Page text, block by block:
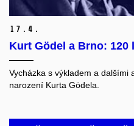
17. 4.
Kurt Gödel a Brno: 120
Vycházka s výkladem a dalšími
narození Kurta Gödela.